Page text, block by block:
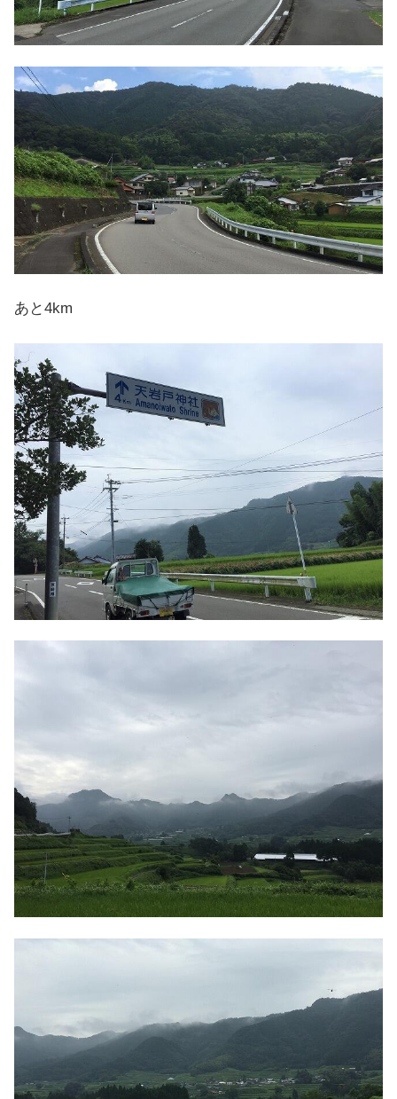
あと4km